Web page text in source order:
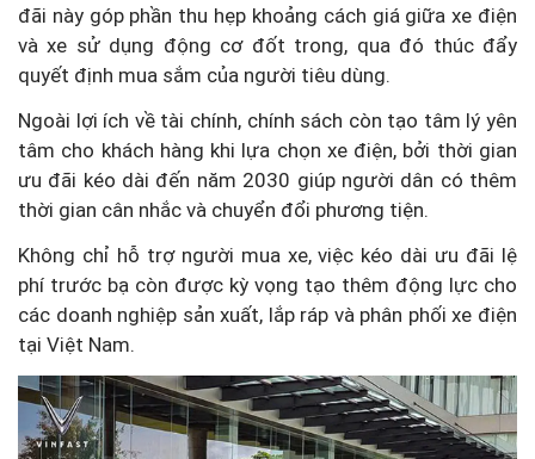
đãi này góp phần thu hẹp khoảng cách giá giữa xe điện
và xe sử dụng động cơ đốt trong, qua đó thúc đẩy
quyết định mua sắm của người tiêu dùng.
Ngoài lợi ích về tài chính, chính sách còn tạo tâm lý yên
tâm cho khách hàng khi lựa chọn xe điện, bởi thời gian
ưu đãi kéo dài đến năm 2030 giúp người dân có thêm
thời gian cân nhắc và chuyển đổi phương tiện.
Không chỉ hỗ trợ người mua xe, việc kéo dài ưu đãi lệ
phí trước bạ còn được kỳ vọng tạo thêm động lực cho
các doanh nghiệp sản xuất, lắp ráp và phân phối xe điện
tại Việt Nam.